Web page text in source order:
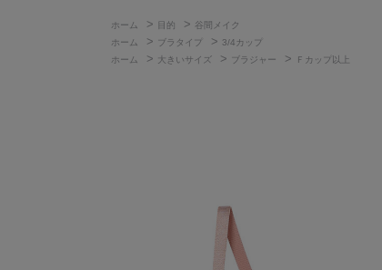
ホーム > 目的 > 谷間メイク
ホーム
> ブラタイプ > 3/4カップ
ホーム
> 大きいサイズ > ブラジャー > Ｆカップ以上